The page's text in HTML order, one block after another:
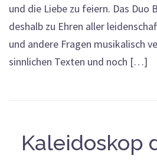
und die Liebe zu feiern. Das Duo
deshalb zu Ehren aller
und andere Fragen musikalisch
sinnlichen Texten und noch […]
Kaleidoskop